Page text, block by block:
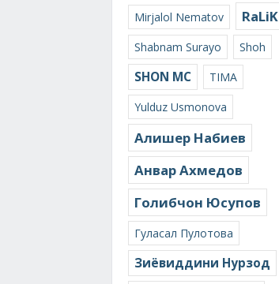
Mirjalol Nematov RaLiK
Shabnam Surayo Shoh
SHON MC
TIMA
Yulduz Usmonova
Алишер Набиев
Анвар Ахмедов
Голибчон Юсупов
Гуласал Пулотова
Зиёвиддини Нурзод